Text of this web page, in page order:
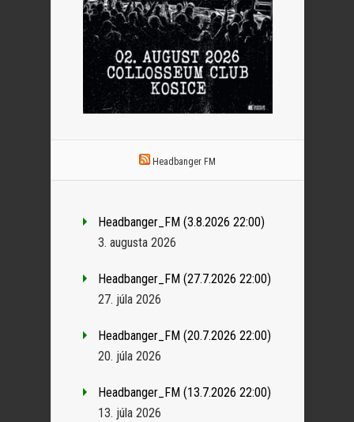
Headbanger FM
Headbanger_FM (3.8.2026 22:00)
3. augusta 2026
Headbanger_FM (27.7.2026 22:00)
27. júla 2026
Headbanger_FM (20.7.2026 22:00)
20. júla 2026
Headbanger_FM (13.7.2026 22:00)
13. júla 2026